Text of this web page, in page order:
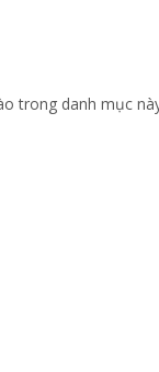
trong danh mục